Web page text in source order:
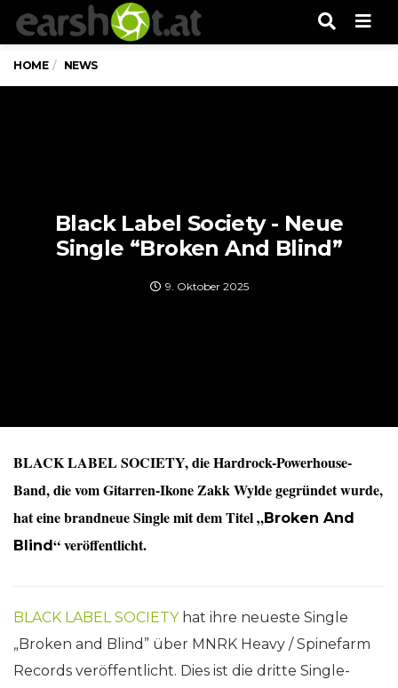
HOME NEWS
Black Label Society - Neue
Single “Broken And Blind”
9. Oktober 2025
BLACK LABEL SOCIETY, die Hardrock-Powerhouse-
Band, die vom Gitarren-Ikone Zakk Wylde gegründet wurde,
hat eine brandneue Single mit dem Titel „Broken And
Blind“ veröffentlicht.
BLACK LABEL SOCIETYhat ihre neueste Single
„Broken and Blind” über MNRK Heavy / Spinefarm
Records veröffentlicht. Dies ist die dritte Single-